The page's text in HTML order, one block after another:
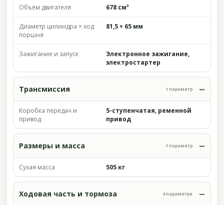
Объём двигателя 678 см³
Диаметр цилиндра × ход
поршня
81,5 × 65 мм
Зажигание и запуск
Электронное зажигание,
электростартер
Трансмиссия 1 параметр
Коробка передач и
привод
5-ступенчатая, ременной
привод
Размеры и масса 1 параметр
Сухая масса 505 кг
Ходовая часть и тормоза 4 параметра